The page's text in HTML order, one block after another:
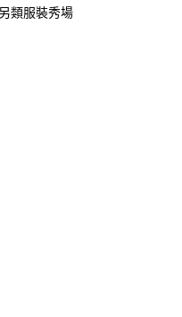
類服裝秀場